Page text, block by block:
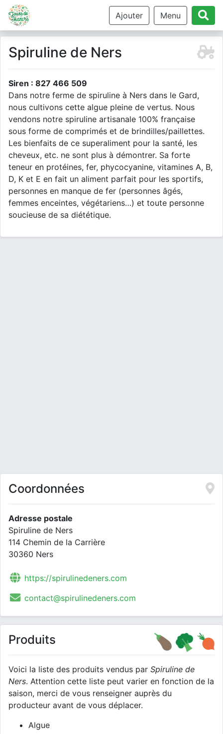
Ajouter Menu
Spiruline de Ners
Siren : 827 466 509
Dans notre ferme de spiruline à Ners dans le Gard,
nous cultivons cette algue pleine de vertus. Nous
vendons notre spiruline artisanale 100% française
sous forme de comprimés et de brindilles/paillettes.
Les bienfaits de ce superaliment pour la santé, les
cheveux, etc. ne sont plus à démontrer. Sa forte
teneur en protéines, fer, phycocyanine, vitamines A, B,
D, K et E en fait un aliment parfait pour les sportifs,
personnes en manque de fer (personnes âgés,
femmes enceintes, végétariens…) et toute personne
soucieuse de sa diététique.
Coordonnées
Adresse postale
Spiruline de Ners
114 Chemin de la Carrière
30360 Ners
https://spirulinedeners.com
contact@spirulinedeners.com
Produits
Voici la liste des produits vendus par Spiruline de
Ners. Attention cette liste peut varier en fonction de la
saison, merci de vous renseigner auprès du
producteur avant de vous déplacer.
Algue